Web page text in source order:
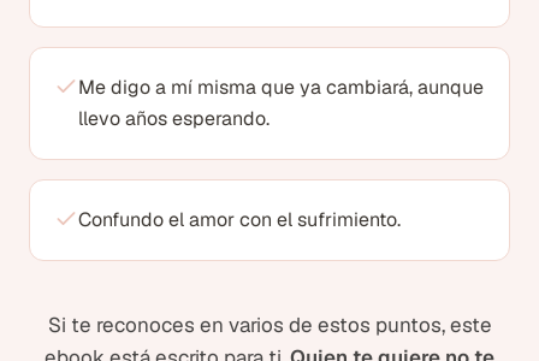
Me digo a mí misma que ya cambiará, aunque
llevo años esperando.
Confundo el amor con el sufrimiento.
Si te reconoces en varios de estos puntos, este